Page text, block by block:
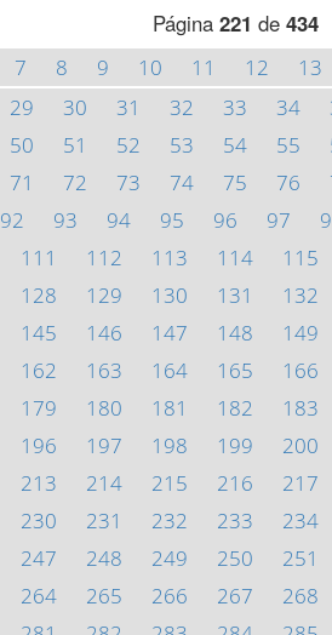
Página 221 de 434
7 8 9 10 11 12 13
29 30 31 32 33 34
50 51 52 53 54 55
71 72 73 74 75 76
92 93 94 95 96 97
111 112 113 114 115
128 129 130 131 132
145 146 147 148 149
162 163 164 165 166
179 180 181 182 183
196 197 198 199 200
213 214 215 216 217
230 231 232 233 234
247 248 249 250 251
264 265 266 267 268